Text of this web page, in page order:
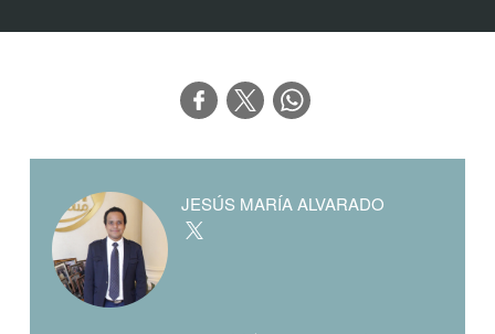
JESÚS MARÍA ALVARADO